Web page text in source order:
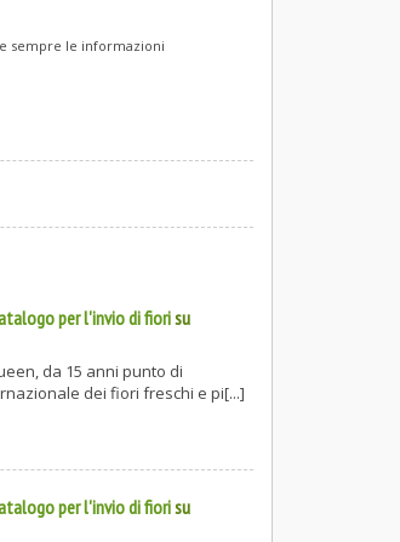
sempre le informazioni
per l'invio di fiorisu
da 15 anni punto di
dei fiori freschi e pi[...]
per l'invio di fiorisu